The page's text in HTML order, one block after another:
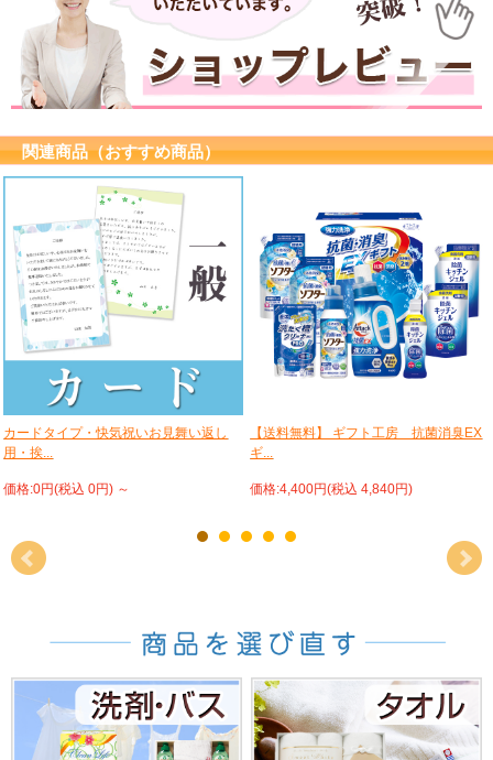
関連商品（おすすめ商品）
カードタイプ・快気祝いお見舞い返し
用・挨...
価格:0円(税込 0円) ～
【送料無料】 ギフト工房 抗菌消臭EX
ギ...
価格:4,400円(税込 4,840円)